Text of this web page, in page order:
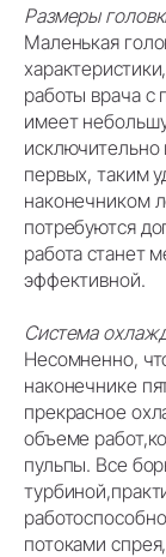
Размеры
Маленькая
работы врача с
имеет
первых, таким
наконечником
потребуются
работа станет
эффективной.
Система
Несомненно,
наконечнике
прекрасное
объеме
пульпы. Все
потоками